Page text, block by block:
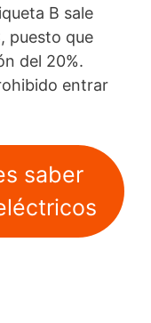
B sale
puesto que
del 20%.
entrar
saber